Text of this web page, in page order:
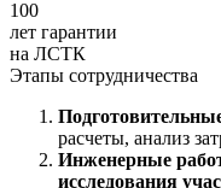
100
лет гарантии
на ЛСТК
Этапы сотрудничества
расчеты, анализ
Инженерные
исследования